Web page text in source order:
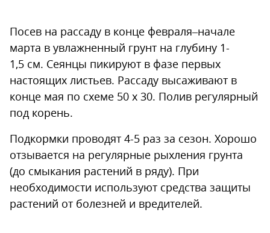
Посев на рассаду в конце февраля–начале
марта в увлажненный грунт на глубину 1-
1,5 см. Сеянцы пикируют в фазе первых
настоящих листьев. Рассаду высаживают в
конце мая по схеме 50 x 30. Полив регулярный
под корень.
Подкормки проводят 4-5 раз за сезон. Хорошо
отзывается на регулярные рыхления грунта
(до смыкания растений в ряду). При
необходимости используют средства защиты
растений от болезней и вредителей.